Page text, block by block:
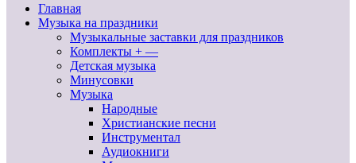
Главная
Музыка на праздники
Музыкальные заставки для праздников
Комплекты + —
Детская музыка
Минусовки
Музыка
Народные
Христианские песни
Инструментал
Аудиокниги